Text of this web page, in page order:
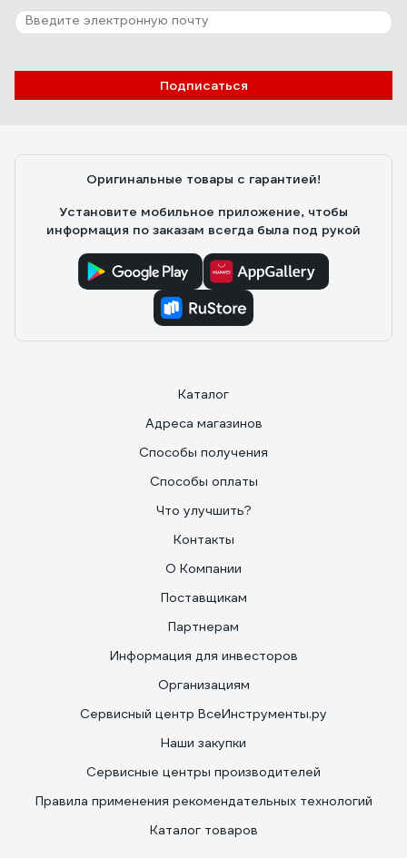
Подписаться
Оригинальные товары с гарантией!
Установите мобильное приложение, чтобы
информация по заказам всегда была под рукой
Каталог
Адреса магазинов
Способы получения
Способы оплаты
Что улучшить?
Контакты
О Компании
Поставщикам
Партнерам
Информация для инвесторов
Организациям
Сервисный центр ВсеИнструменты.ру
Наши закупки
Сервисные центры производителей
Правила применения рекомендательных технологий
Каталог товаров